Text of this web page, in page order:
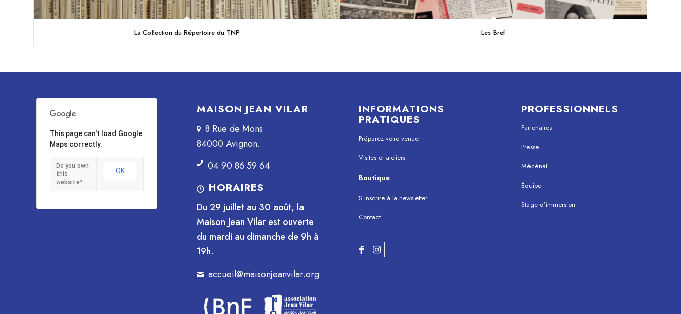
La Collection du Répertoire du TNP Les Bref
This page can't load Google
Maps correctly.
Do you own
this
website?
OK
MAISON JEAN VILAR
8 Rue de Mons
84000 Avignon.
04 90 86 59 64
HORAIRES
Du 29 juillet au 30 août, la
Maison Jean Vilar est ouverte
du mardi au dimanche de 9h à
19h.
accueil@maisonjeanvilar.org
INFORMATIONS
PRATIQUES
Préparez votre venue
Visites et ateliers
Boutique
S’inscrire à la newsletter
Contact
PROFESSIONNELS
Partenaires
Presse
Mécénat
Équipe
Stage d’immersion